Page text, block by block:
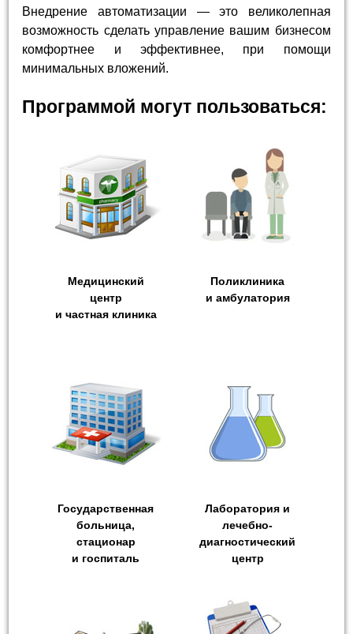
Внедрение автоматизации — это великолепная
возможность сделать управление вашим бизнесом
комфортнее и эффективнее, при помощи
минимальных вложений.
Программой могут пользоваться:
Медицинский
центр
и частная клиника
Поликлиника
и амбулатория
Государственная
больница,
стационар
и госпиталь
Лаборатория и
лечебно-
диагностический
центр